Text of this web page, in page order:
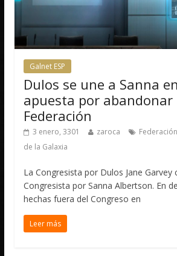
Galnet ESP
Dulos se une a Sanna
apuesta por abandonar
Federación
3 enero, 3301 zaroca Federación
de la Galaxia
La Congresista por Dulos Jane Garvey
Congresista por Sanna Albertson. En
hechas fuera del Congreso en
Leer más